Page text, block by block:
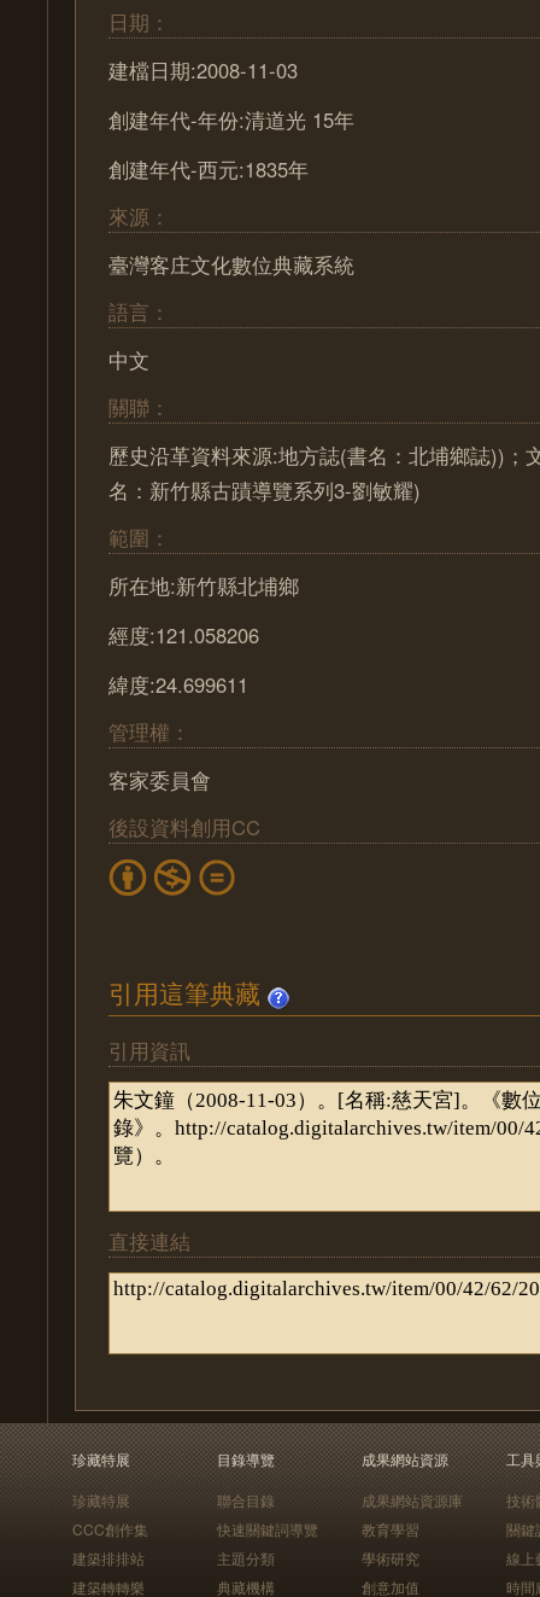
日期：
建檔日期:2008-11-03
創建年代-年份:清道光 15年
創建年代-西元:1835年
來源：
臺灣客庄文化數位典藏系統
語言：
中文
關聯：
歷史沿革資料來源:地方誌(書名：北埔鄉誌))
名：新竹縣古蹟導覽系列3-劉敏耀)
範圍：
所在地:新竹縣北埔鄉
經度:121.058206
緯度:24.699611
管理權：
客家委員會
後設資料創用CC
引用這筆典藏
引用資訊
直接連結
珍藏特展
珍藏特展
CCC創作集
建築排排站
建築轉轉樂
目錄導覽
聯合目錄
快速關鍵詞導覽
主題分類
典藏機構
成果網站資源
成果網站資源庫
教育學習
學術研究
創意加值
工具
技術
關鍵
線上
時間